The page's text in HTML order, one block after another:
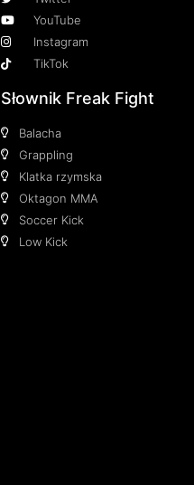
YouTube
Instagram
TikTok
Słownik Freak Fight
Balacha
Grappling
Klatka rzymska
Oktagon MMA
Soccer Kick
Low Kick